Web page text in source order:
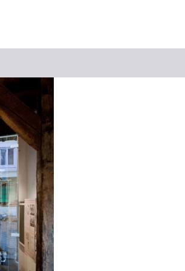
Suchbegriff
Das könnte Sie interessieren
Stadtführungen
Citytour
Erlebnisse
Wein
Kultur